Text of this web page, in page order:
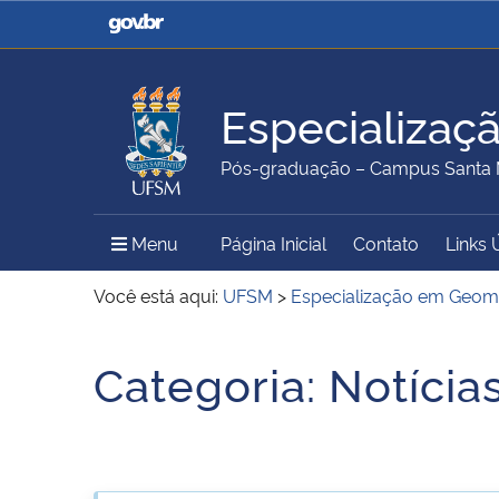
Casa Civil
Ministério da Justiça e
Ministério da Agricultura,
Pecuária e Abastecimento
Ministério da Educação
Ministério do Meio Ambiente Ministério do Turismo
Secretaria de Governo
Gabinete de Segurança
Pós-graduação – Campus Santa
Menu Menu Principal do Sítio
Página Inicial Contato Links
Você está aqui: UFSM > Especialização em
Categoria: